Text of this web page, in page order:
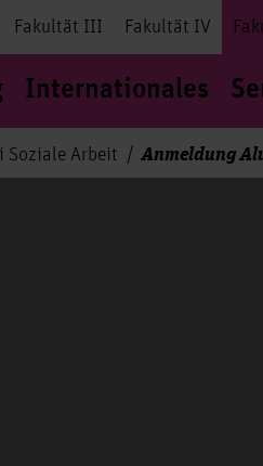
Fakultät III Fakultät IV
Internationales
Soziale Arbeit Anmeldung